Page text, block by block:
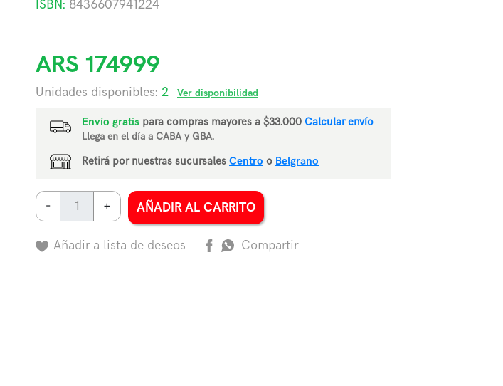
ISBN: 8436607941224
ARS 174999
Unidades disponibles: 2 Ver disponibilidad
Envío gratis para compras mayores a $33.000 Calcular envío
Llega en el día a CABA y GBA.
Retirá por nuestras sucursales Centro o Belgrano
- + AÑADIR AL CARRITO
Añadir a lista de deseos Compartir